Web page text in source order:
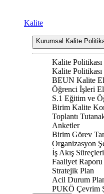
Kalite
Kurumsal Kalite
Kalite
Kalite Politikası
BEUN Kalite
Öğrenci İşleri
S.1 Eğitim ve
Birim Kalite
Toplantı
Anketler
Birim Görev
Organizasyon
İş Akış Süreçleri
Faaliyet Raporu
Stratejik Plan
Acil Durum
PUKÖ Çevrim